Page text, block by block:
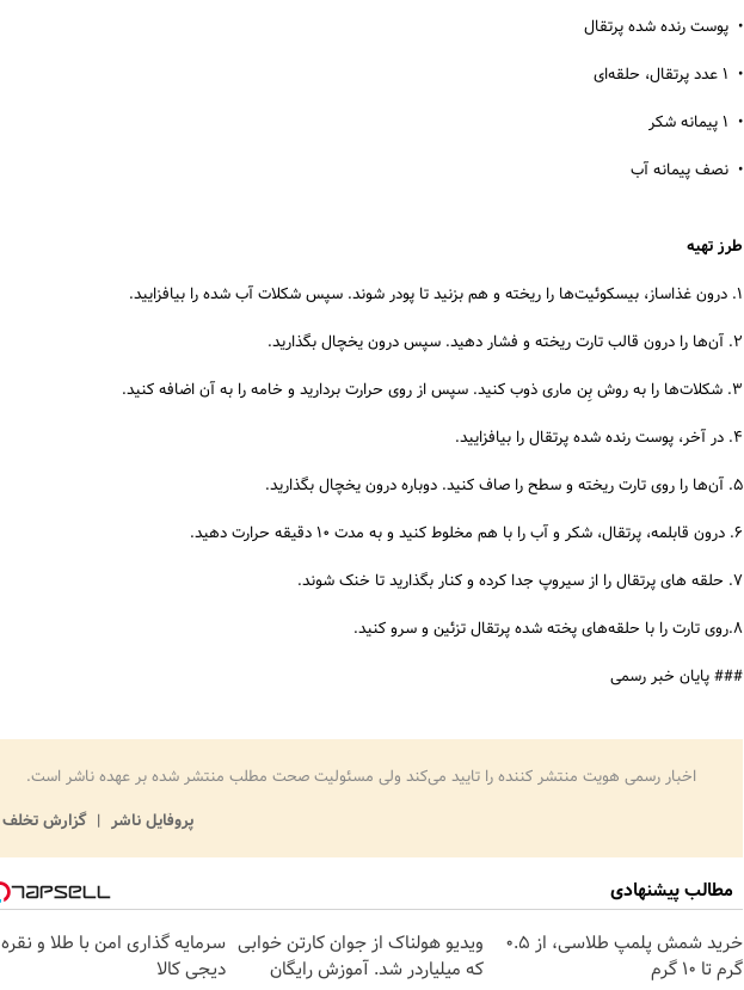
• پوست رنده شده پرتقال
• ۱ عدد پرتقال، حلقه‌ای
• ۱ پیمانه شکر
• نصف پیمانه آب
طرز تهیه
1. درون غذاساز، بیسکوئیت‌ها را ریخته و هم بزنید تا پودر شوند. سپس شکلات آب شده را بیافزایید.
2. آن‌ها را درون قالب تارت ریخته و فشار دهید. سپس درون یخچال بگذارید.
3. شکلات‌ها را به روش بِن ماری ذوب کنید. سپس از روی حرارت بردارید و خامه را به آن اضافه کنید.
4. در آخر، پوست رنده شده پرتقال را بیافزایید.
5. آن‌ها را روی تارت ریخته و سطح را صاف کنید. دوباره درون یخچال بگذارید.
6. درون قابلمه، پرتقال، شکر و آب را با هم مخلوط کنید و به مدت ۱۰ دقیقه حرارت دهید.
7. حلقه های پرتقال را از سیروپ جدا کرده و کنار بگذارید تا خنک شوند.
8.روی تارت را با حلقه‌های پخته شده پرتقال تزئین و سرو کنید.
### پایان خبر رسمی
اخبار رسمی هویت منتشر کننده را تایید می‌کند ولی مسئولیت صحت مطلب منتشر شده بر عهده ناشر است.
پروفایل ناشر
گزارش تخلف
مطالب پیشنهادی
خرید شمش پلمپ طلاسی، از ۰.۵
گرم تا ۱۰ گرم
ویدیو هولناک از جوان کارتن خوابی
که میلیاردر شد. آموزش رایگان
سرمایه گذاری امن با طلا و نقره
دیجی کالا